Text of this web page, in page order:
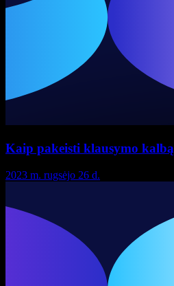
Kaip pakeisti klausymo kalbą
2023 m. rugsėjo 26 d.